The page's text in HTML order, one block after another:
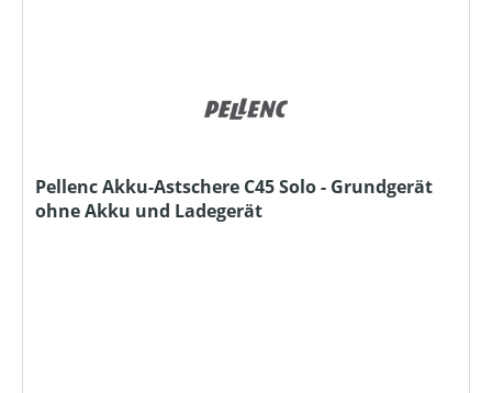
Pellenc Akku-Astschere C45 Solo - Grundgerät
ohne Akku und Ladegerät